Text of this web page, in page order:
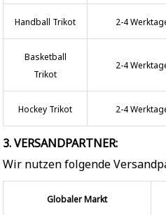
Handball Trikot 2-4
Basketball
Trikot
2-4
Hockey Trikot 2-4
3. VERSANDPARTNER:
Wir nutzen folgende
Globaler Markt